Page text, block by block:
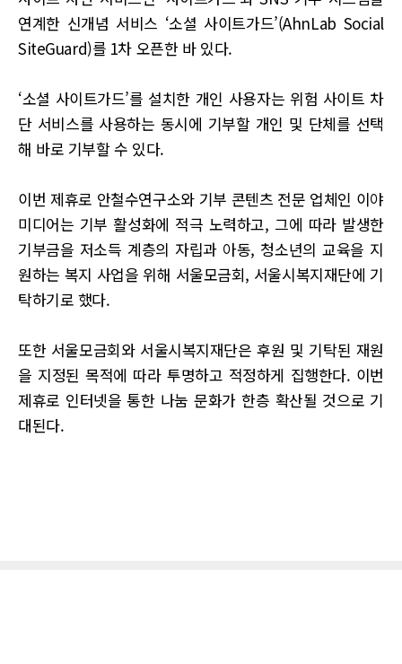
연계한 신개념 서비스 ‘소셜 사이트가드’(AhnLab Social
SiteGuard)를 1차 오픈한 바 있다.
‘소셜 사이트가드’를 설치한 개인 사용자는 위험 사이트 차
단 서비스를 사용하는 동시에 기부할 개인 및 단체를 선택
해 바로 기부할 수 있다.
이번 제휴로 안철수연구소와 기부 콘텐츠 전문 업체인 이야
미디어는 기부 활성화에 적극 노력하고, 그에 따라 발생한
기부금을 저소득 계층의 자립과 아동, 청소년의 교육을 지
원하는 복지 사업을 위해 서울모금회, 서울시복지재단에 기
탁하기로 했다.
또한 서울모금회와 서울시복지재단은 후원 및 기탁된 재원
을 지정된 목적에 따라 투명하고 적정하게 집행한다. 이번
제휴로 인터넷을 통한 나눔 문화가 한층 확산될 것으로 기
대된다.